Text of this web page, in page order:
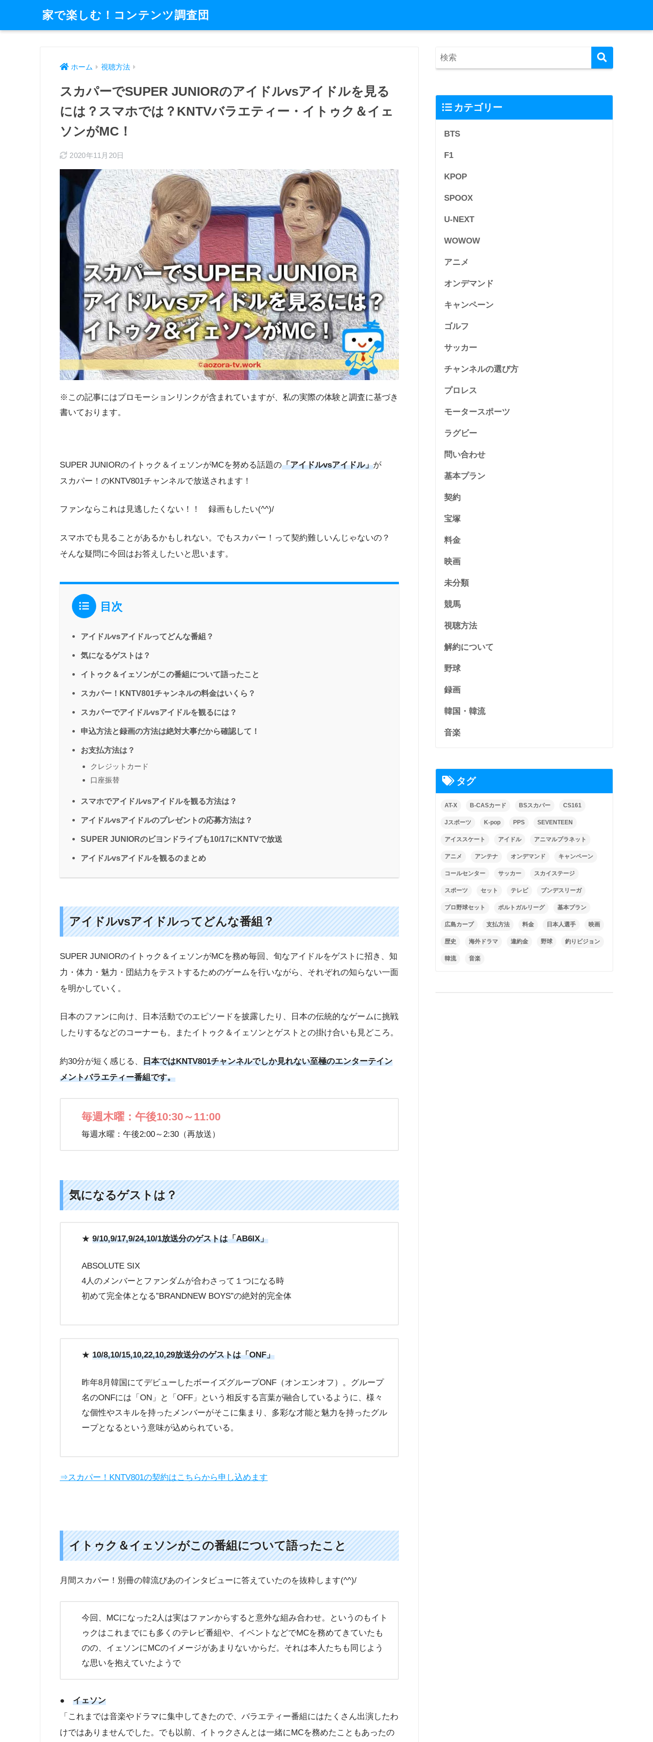
家で楽しむ！コンテンツ調査団
ホーム 視聴方法
スカパーでSUPER JUNIORのアイドルvsアイドルを見る
には？スマホでは？KNTVバラエティー・イトゥク＆イェ
ソンがMC！
2020年11月20日
※この記事にはプロモーションリンクが含まれていますが、私の実際の体験と調査に基づき
書いております。
SUPER JUNIORのイトゥク＆イェソンがMCを努める話題の「アイドルvsアイドル」が
スカパー！のKNTV801チャンネルで放送されます！
ファンならこれは見逃したくない！！ 録画もしたい(^^)/
スマホでも見ることがあるかもしれない。でもスカパー！って契約難しいんじゃないの？
そんな疑問に今回はお答えしたいと思います。
目次
アイドルvsアイドルってどんな番組？
気になるゲストは？
イトゥク＆イェソンがこの番組について語ったこと
スカパー！KNTV801チャンネルの料金はいくら？
スカパーでアイドルvsアイドルを観るには？
申込方法と録画の方法は絶対大事だから確認して！
お支払方法は？
クレジットカード
口座振替
スマホでアイドルvsアイドルを観る方法は？
アイドルvsアイドルのプレゼントの応募方法は？
SUPER JUNIORのビヨンドライブも10/17にKNTVで放送
アイドルvsアイドルを観るのまとめ
アイドルvsアイドルってどんな番組？
SUPER JUNIORのイトゥク＆イェソンがMCを務め毎回、旬なアイドルをゲストに招き、知
力・体力・魅力・団結力をテストするためのゲームを行いながら、それぞれの知らない一面
を明かしていく。
日本のファンに向け、日本活動でのエピソードを披露したり、日本の伝統的なゲームに挑戦
したりするなどのコーナーも。またイトゥク＆イェソンとゲストとの掛け合いも見どころ。
約30分が短く感じる、 日本ではKNTV801チャンネルでしか見れない至極のエンターテイン
メントバラエティー番組です。
毎週木曜：午後10:30～11:00
毎週水曜：午後2:00～2:30（再放送）
気になるゲストは？
★ 9/10,9/17,9/24,10/1放送分のゲストは「AB6IX」
ABSOLUTE SIX
4人のメンバーとファンダムが合わさって１つになる時
初めて完全体となる”BRANDNEW BOYS”の絶対的完全体
★ 10/8,10/15,10,22,10,29放送分のゲストは「ONF」
昨年8月韓国にてデビューしたボーイズグループONF（オンエンオフ）。グループ
名のONFには「ON」と「OFF」という相反する言葉が融合しているように、様々
な個性やスキルを持ったメンバーがそこに集まり、多彩な才能と魅力を持ったグル
ープとなるという意味が込められている。
⇒スカパー！KNTV801の契約はこちらから申し込めます
イトゥク＆イェソンがこの番組について語ったこと
月間スカパー！別冊の韓流ぴあのインタビューに答えていたのを抜粋します(^^)/
今回、MCになった2人は実はファンからすると意外な組み合わせ。というのもイト
ゥクはこれまでにも多くのテレビ番組や、イベントなどでMCを務めてきていたも
のの、イェソンにMCのイメージがあまりないからだ。それは本人たちも同じよう
な思いを抱えていたようで
● イェソン
「これまでは音楽やドラマに集中してきたので、バラエティー番組にはたくさん出演したわ
けではありませんでした。でも以前、イトゥクさんとは一緒にMCを務めたこともあったの
カテゴリー
BTS
F1
KPOP
SPOOX
U-NEXT
WOWOW
アニメ
オンデマンド
キャンペーン
ゴルフ
サッカー
チャンネルの選び方
プロレス
モータースポーツ
ラグビー
問い合わせ
基本プラン
契約
宝塚
料金
映画
未分類
競馬
視聴方法
解約について
野球
録画
韓国・韓流
音楽
タグ
AT-X B-CASカード BSスカパー CS161
Jスポーツ K-pop PPS SEVENTEEN
アイススケート アイドル アニマルプラネット
アニメ アンテナ オンデマンド キャンペーン
コールセンター サッカー スカイステージ
スポーツ セット テレビ ブンデスリーガ
プロ野球セット ポルトガルリーグ 基本プラン
広島カープ 支払方法 料金 日本人選手 映画
歴史 海外ドラマ 違約金 野球 釣りビジョン
韓流 音楽